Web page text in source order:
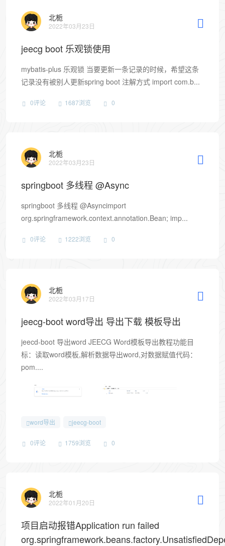
北栀
2022年03月23日
jeecg boot 乐观锁使用
mybatis-plus 乐观锁 当要更新一条记录的时候，希望这条
记录没有被别人更新spring boot 注解方式 import com.b...
0评论 1687浏览 0
北栀
2022年03月23日
springboot 多线程 @Async
springboot 多线程 @Asyncimport
org.springframework.context.annotation.Bean; imp...
0评论 1222浏览 0
北栀
2022年03月17日
jeecg-boot word导出 导出下载 模板导出
jeecd-boot 导出word JEECG Word模板导出教程功能目
标：读取word模板,解析数据导出word,对数据赋值代码：
pom....
word导出 jeecg-boot
0评论 1759浏览 0
北栀
2022年01月20日
项目启动报错Application run failed